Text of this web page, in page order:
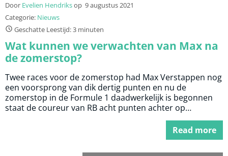
Door Evelien Hendriksop 9 augustus 2021
Categorie: Nieuws
Geschatte Leestijd: 3 minuten
Wat kunnen we verwachten van Max na
de zomerstop?
Twee races voor de zomerstop had Max Verstappen nog
een voorsprong van dik dertig punten en nu de
zomerstop in de Formule 1 daadwerkelijk is begonnen
staat de coureur van RB acht punten achter op
Hamilton. Iedereen weet hoe dit is gekomen en eigenlijk
hebben we weinig zin om dit nog op te rakelen. We
kijken liever vooruit naar wat we nog mogen verwachten
Read more